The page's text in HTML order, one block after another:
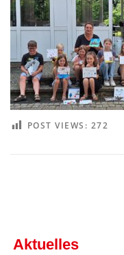
POST VIEWS: 272
Aktuelles